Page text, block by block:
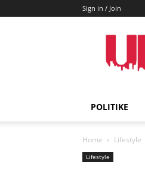
Sign in / Join
POLITIKE
Home Lifestyle
Lifestyle